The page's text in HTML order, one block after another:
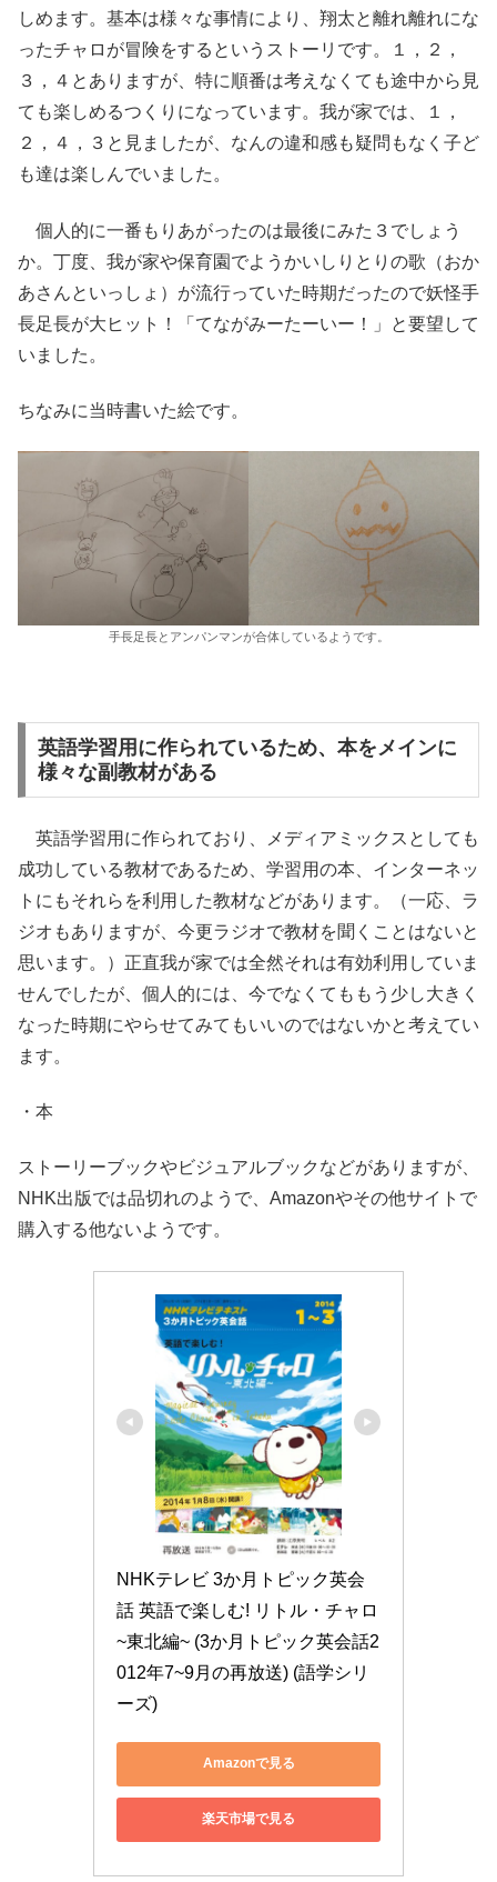
しめます。基本は様々な事情により、翔太と離れ離れにな
ったチャロが冒険をするというストーリです。１，２，
３，４とありますが、特に順番は考えなくても途中から見
ても楽しめるつくりになっています。我が家では、１，
２，４，３と見ましたが、なんの違和感も疑問もなく子ど
も達は楽しんでいました。
個人的に一番もりあがったのは最後にみた３でしょう
か。丁度、我が家や保育園でようかいしりとりの歌（おか
あさんといっしょ）が流行っていた時期だったので妖怪手
長足長が大ヒット！「てながみーたーいー！」と要望して
いました。
ちなみに当時書いた絵です。
手長足長とアンパンマンが合体しているようです。
英語学習用に作られているため、本をメインに
様々な副教材がある
英語学習用に作られており、メディアミックスとしても
成功している教材であるため、学習用の本、インターネッ
トにもそれらを利用した教材などがあります。（一応、ラ
ジオもありますが、今更ラジオで教材を聞くことはないと
思います。）正直我が家では全然それは有効利用していま
せんでしたが、個人的には、今でなくてももう少し大きく
なった時期にやらせてみてもいいのではないかと考えてい
ます。
・本
ストーリーブックやビジュアルブックなどがありますが、
NHK出版では品切れのようで、Amazonやその他サイトで
購入する他ないようです。
NHKテレビ 3か月トピック英会
話 英語で楽しむ! リトル・チャロ
~東北編~ (3か月トピック英会話2
012年7~9月の再放送) (語学シリ
ーズ)
Amazonで見る
楽天市場で見る